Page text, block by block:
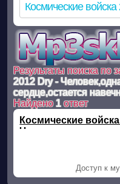
Результаты поиска по
2012 Dry -
сердце,остается
Найдено1ответ
Космические
Человек,однажды
сердце,остается
Доступ к